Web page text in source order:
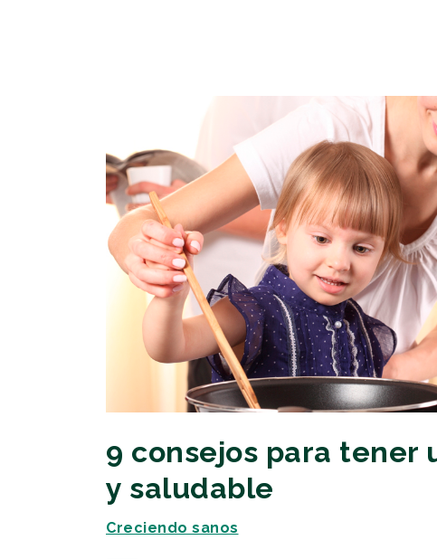
9 consejos para tener
y saludable
Creciendo sanos